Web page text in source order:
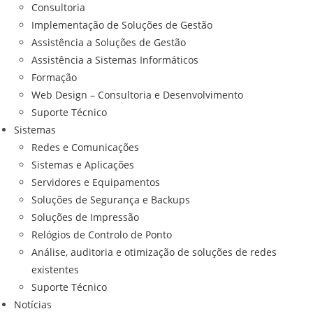
Consultoria
Implementação de Soluções de Gestão
Assistência a Soluções de Gestão
Assistência a Sistemas Informáticos
Formação
Web Design – Consultoria e Desenvolvimento
Suporte Técnico
Sistemas
Redes e Comunicações
Sistemas e Aplicações
Servidores e Equipamentos
Soluções de Segurança e Backups
Soluções de Impressão
Relógios de Controlo de Ponto
Análise, auditoria e otimização de soluções de redes
existentes
Suporte Técnico
Notícias